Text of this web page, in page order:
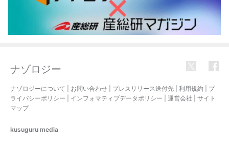
ナゾロジー
ナゾロジーについて お問い合わせ プレスリリース送付先 利用規約
プ
ライバシーポリシー
インフォマティブデータポリシー 運営会社
サイト
マップ
kusuguru media